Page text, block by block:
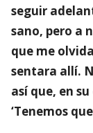
seguir
sano, pero a
que me
sentara allí.
así que, en
‘Tenemos